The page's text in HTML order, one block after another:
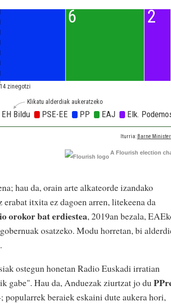
A Flourish election
hau da, orain arte alkateorde izandako
itxita ez dagoen arren, litekeena da
orokor bat erdiestea, 2019an bezala,
osatzeko. Modu horretan, bi
ostegun honetan Radio Euskadi irratian
gabe". Hau da, Anduezak ziurtzat jo du
beraiek eskaini dute aukera hori,